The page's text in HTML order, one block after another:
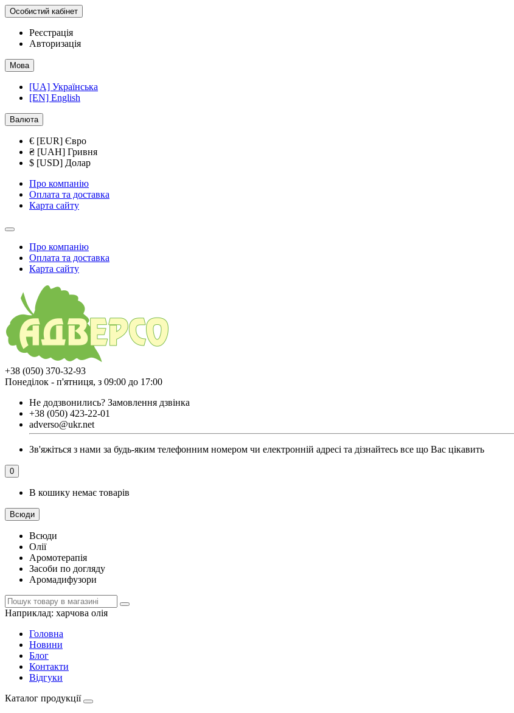
Особистий кабінет
Реєстрація
Авторизація
Мова
[UA] Українська
[EN] English
Валюта
€ [EUR] Євро
₴ [UAH] Гривня
$ [USD] Долар
Про компанію
Оплата та доставка
Карта сайту
Про компанію
Оплата та доставка
Карта сайту
+38 (050) 370-32-93
Понеділок - п'ятниця, з 09:00 до 17:00
Не додзвонились? Замовлення дзвінка
+38 (050) 423-22-01
adverso@ukr.net
Зв'яжіться з нами за будь-яким телефонним номером чи електронній адресі та дізнайтесь все що Вас цікавить
0
В кошику немає товарів
Всюди
Всюди
Олії
Аромотерапія
Засоби по догляду
Аромадифузори
Наприклад: харчова олія
Головна
Новини
Блог
Контакти
Відгуки
Каталог продукції